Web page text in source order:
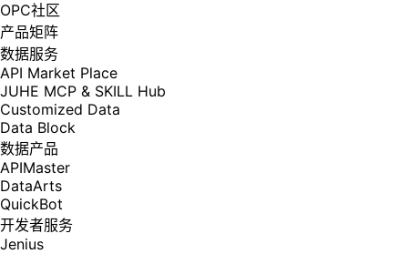
OPC社区
产品矩阵
数据服务
API Market Place
JUHE MCP & SKILL Hub
Customized Data
Data Block
数据产品
APIMaster
DataArts
QuickBot
开发者服务
Jenius